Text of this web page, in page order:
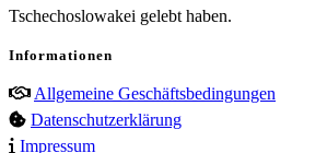
Tschechoslowakei gelebt haben.
Informationen
Allgemeine Geschäftsbedingungen
Datenschutzerklärung
Impressum